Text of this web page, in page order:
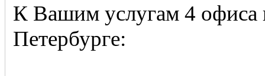
К Вашим услугам 4 офиса
Петербурге: